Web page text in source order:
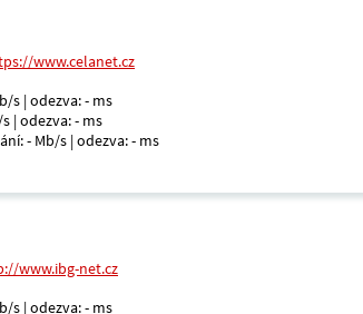
www.celanet.cz
s | odezva: - ms
| odezva: - ms
- Mb/s | odezva: - ms
www.ibg-net.cz
s | odezva: - ms